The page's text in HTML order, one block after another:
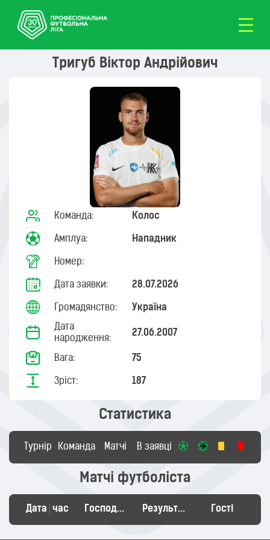
Тригуб Віктор Андрійович
Команда: Колос
Амплуа: Нападник
Номер:
Дата заявки: 28.07.2026
Громадянство: Україна
Дата
народження:
27.06.2007
Вага: 75
Зріст: 187
Статистика
Турнір Команда Матчі В заявці
Матчі футболіста
Дата час Господарі Результат Гості